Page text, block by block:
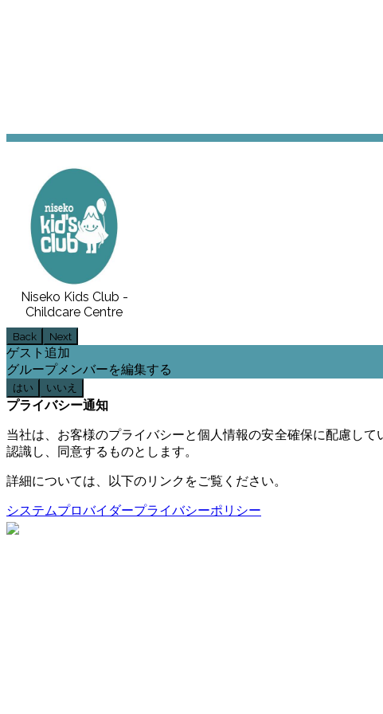
Niseko Kids Club -
Childcare Centre
Back Next
ゲスト追加
グループメンバーを編集する
はい いいえ
プライバシー通知
当社は、お客様のプライバシーと個人情報の安全確保に配慮し
認識し、同意するものとします。
詳細については、以下のリンクをご覧ください。
システムプロバイダープライバシーポリシー